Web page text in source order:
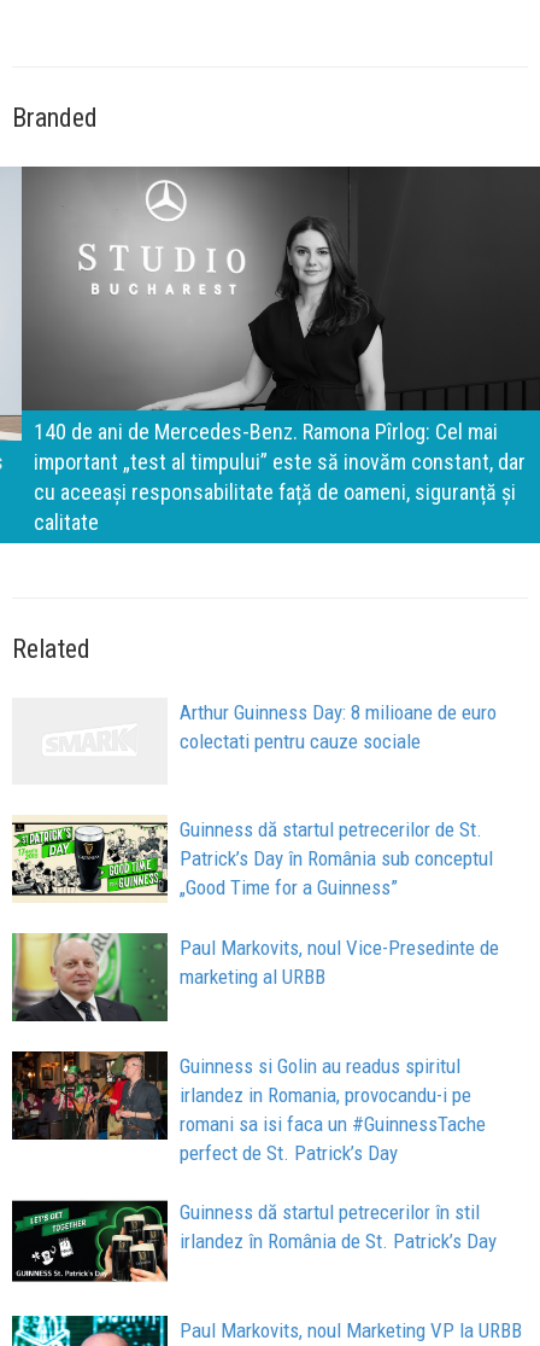
Branded
140 de ani de Mercedes-Benz. Ramona Pîrlog: Cel mai
important „test al timpului” este să inovăm constant, dar
cu aceeași responsabilitate față de oameni, siguranță și
calitate
Related
Arthur Guinness Day: 8 milioane de euro
colectati pentru cauze sociale
Guinness dă startul petrecerilor de St.
Patrick’s Day în România sub conceptul
„Good Time for a Guinness”
Paul Markovits, noul Vice-Presedinte de
marketing al URBB
Guinness si Golin au readus spiritul
irlandez in Romania, provocandu-i pe
romani sa isi faca un #GuinnessTache
perfect de St. Patrick’s Day
Guinness dă startul petrecerilor în stil
irlandez în România de St. Patrick’s Day
Paul Markovits, noul Marketing VP la URBB